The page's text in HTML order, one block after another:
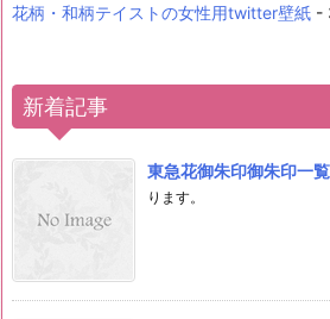
花柄・和柄テイストの女性用twitter壁紙 -
新着記事
東急花御朱印御朱印一覧
ります。